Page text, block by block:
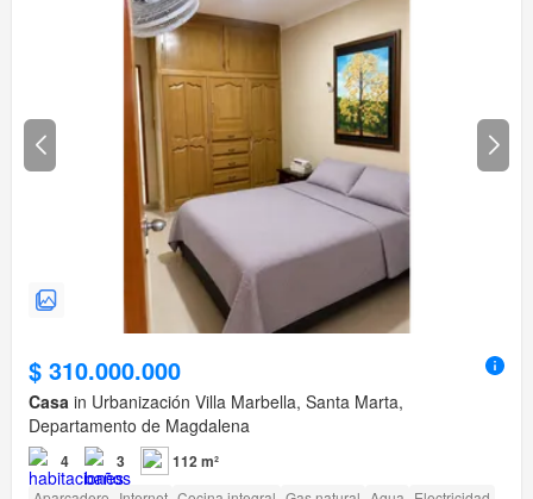
$ 310.000.000
Casa in Urbanización Villa Marbella, Santa Marta,
Departamento de Magdalena
4 3 112 m²